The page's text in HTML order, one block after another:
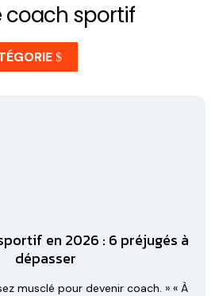
coach sportif
en 2026 : 6 préjugés à
dépasser
musclé pour devenir coach. » « À